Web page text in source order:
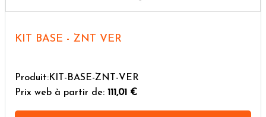
KIT BASE - ZNT VER
Produit:KIT-BASE-ZNT-VER
Prix web à partir de: 111,01 €